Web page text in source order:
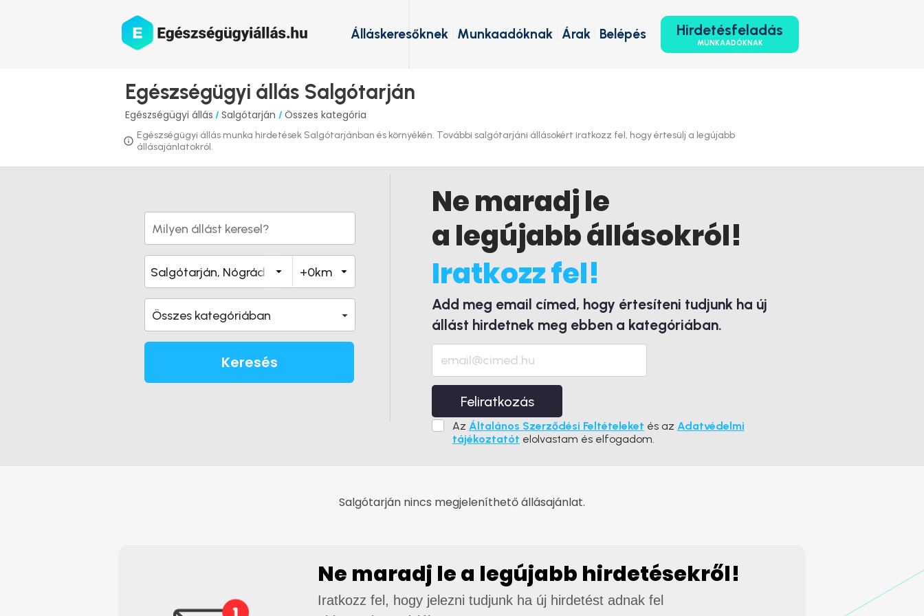
Hirdetésfeladás
MUNKAADÓKNAK
Belépés
Árak
Munkaadóknak
Álláskeresőknek
Egészségügyi állás Salgótarján
Egészségügyi állás / Salgótarján / Összes kategória
Egészségügyi állás munka hirdetések Salgótarjánban és környékén. További salgótarjáni állásokért iratkozz fel, hogy értesülj a legújabb
állásajánlatokról.
Összes kategóriában
Keresés
Ne maradj le
a legújabb állásokról!
Iratkozz fel!
Add meg email címed, hogy értesíteni tudjunk ha új
állást hirdetnek meg ebben a kategóriában.
Feliratkozás
Az Általános Szerződési Feltételeket és az Adatvédelmi
tájékoztatót elolvastam és elfogadom.
Salgótarján nincs megjeleníthető állásajánlat.
Ne maradj le a legújabb hirdetésekről!
Iratkozz fel, hogy jelezni tudjunk ha új hirdetést adnak fel